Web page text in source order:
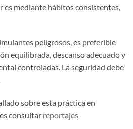
es mediante hábitos consistentes,
peligrosos, es preferible
equilibrada, descanso adecuado y
controladas. La seguridad debe
sobre esta práctica en
consultar reportajes